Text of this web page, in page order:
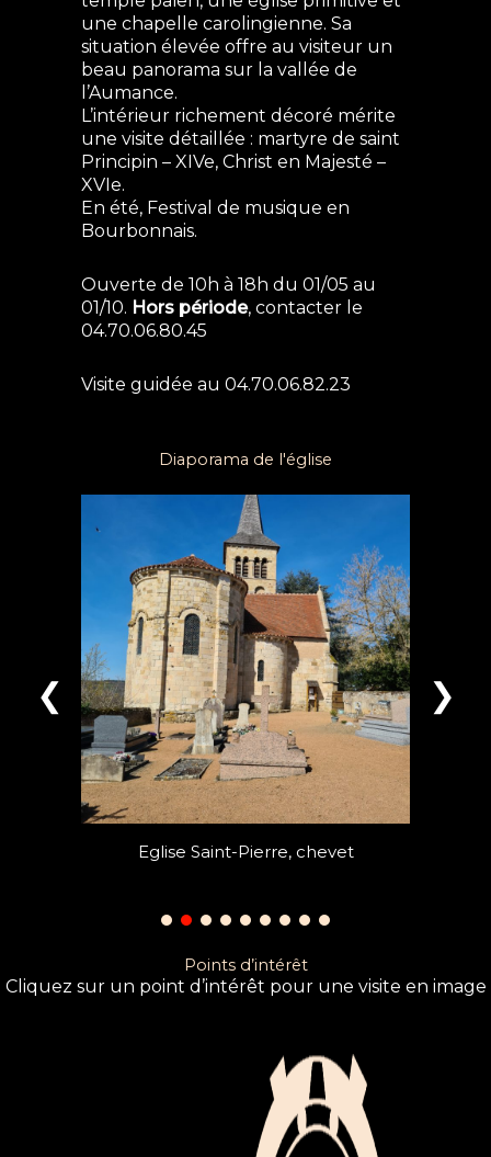
une chapelle carolingienne. Sa
situation élevée offre au visiteur un
beau panorama sur la vallée de
l’Aumance.
L’intérieur richement décoré mérite
une visite détaillée : martyre de saint
Principin – XIVe, Christ en Majesté –
XVIe.
En été, Festival de musique en
Bourbonnais.
Ouverte de 10h à 18h du 01/05 au
01/10. Hors période, contacter le
04.70.06.80.45
Visite guidée au 04.70.06.82.23
Diaporama de l'église
Saint Christophe
❮ ❯
Points d’intérêt
Cliquez sur un point d’intérêt pour une visite en image